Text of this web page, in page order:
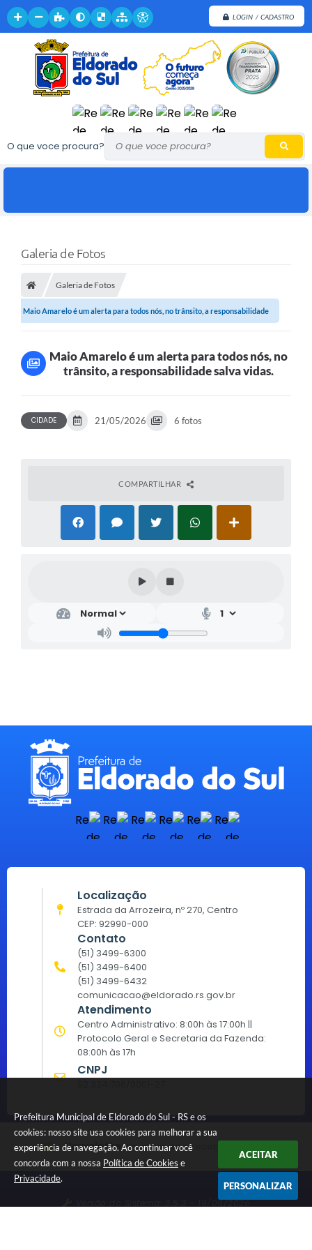
Prefeitura Municipal de Eldorado do Sul - RS e os
cookies: nosso site usa cookies para melhorar a sua
experiência de navegação. Ao continuar você
concorda com a nossa Política de Cookies e
Privacidade.
ACEITAR
PERSONALIZAR
LOGIN / CADASTRO
O que voce procura?
Galeria de Fotos
Galeria de Fotos
Maio Amarelo é um alerta para todos nós, no trânsito, a responsabilidade
Maio Amarelo é um alerta para todos nós, no
trânsito, a responsabilidade salva vidas.
CIDADE 21/05/2026 6 fotos
COMPARTILHAR
NewsletterInscreva-se e receba informativos
Localização
Estrada da Arrozeira, nº 270, Centro
CEP: 92990-000
Contato
(51) 3499-6300
(51) 3499-6400
(51) 3499-6432
comunicacao@eldorado.rs.gov.br
Atendimento
Centro Administrativo: 8:00h às 17:00h ||
Protocolo Geral e Secretaria da Fazenda:
08:00h às 17h
CNPJ
3.5.3 - 19/06/2026